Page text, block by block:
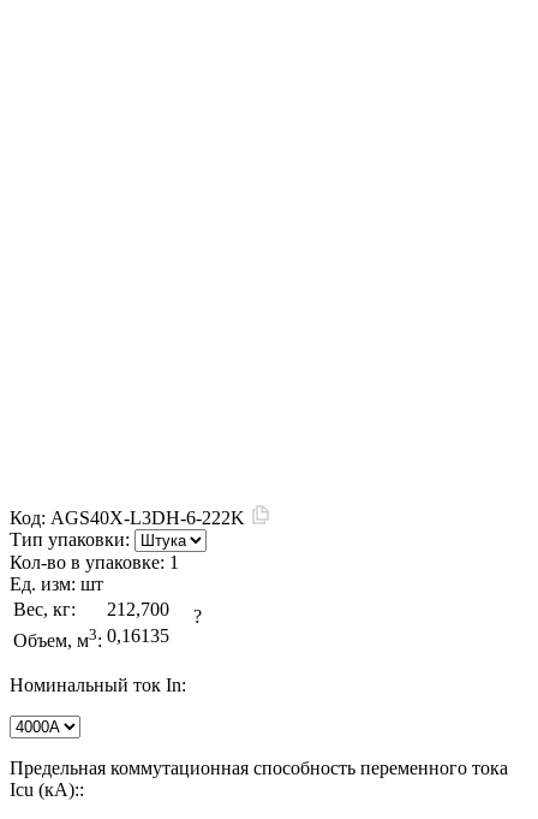
Код: AGS40X-L3DH-6-222K
Тип упаковки:
Кол-во в упаковке: 1
Ед. изм: шт
Вес, кг:
212,700
Объем, м3: 0,16135
?
Номинальный ток In:
Предельная коммутационная способность переменного тока
Icu (кА)::